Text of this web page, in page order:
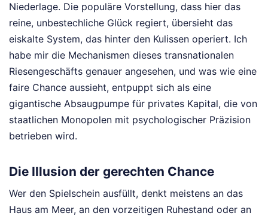
Niederlage. Die populäre Vorstellung, dass hier das
reine, unbestechliche Glück regiert, übersieht das
eiskalte System, das hinter den Kulissen operiert. Ich
habe mir die Mechanismen dieses transnationalen
Riesengeschäfts genauer angesehen, und was wie eine
faire Chance aussieht, entpuppt sich als eine
gigantische Absaugpumpe für privates Kapital, die von
staatlichen Monopolen mit psychologischer Präzision
betrieben wird.
Die Illusion der gerechten Chance
Wer den Spielschein ausfüllt, denkt meistens an das
Haus am Meer, an den vorzeitigen Ruhestand oder an